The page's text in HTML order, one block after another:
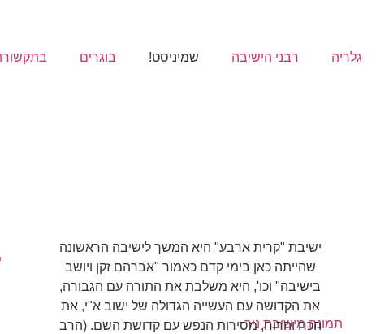
גלריה רבני הישיבה שמיניסט! בוגרים
ישיבת "קרית ארבע" היא המשך לישיבה הראשונה
שהייתה כאן בימי קדם כאמור "אברהם זקן ויושב
בישיבה" וכו', היא משלבת את התורה עם הגבורה,
את הקדושה עם העשייה הגדולה של ישוב א"י, את
הכח והרוח, מסירות הנפש עם קדושת השם. (הרב